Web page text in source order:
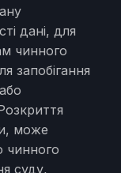
дані, для
чинного
запобігання
може
чинного
суду,